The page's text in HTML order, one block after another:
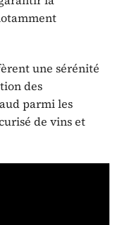
une sérénité
des
parmi les
de vins et